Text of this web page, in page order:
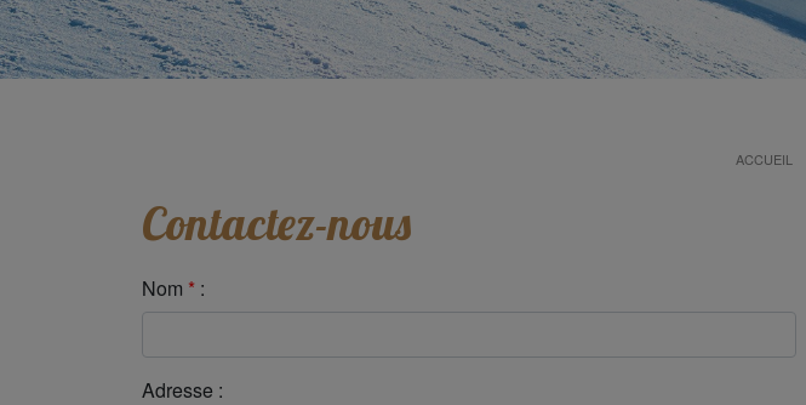
ACCUEIL
Contactez-nous
Nom * :
Adresse :